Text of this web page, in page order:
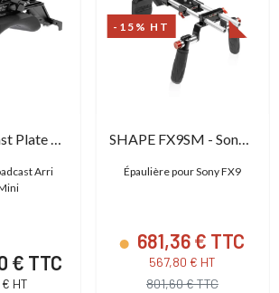
Arri Broadcast Plate for ALEXA Mini
Arri
€ TTC
€ HT
-15% HT
SHAPE FX9SM - Sony FX9 Shoulder Mount
Épaulière pour Sony FX9
681,36 € TTC
567,80 € HT
801,60 € TTC